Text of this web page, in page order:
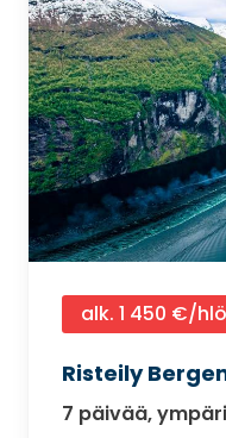
alk. 1 450 €/hlö
Risteily
7 päivää,